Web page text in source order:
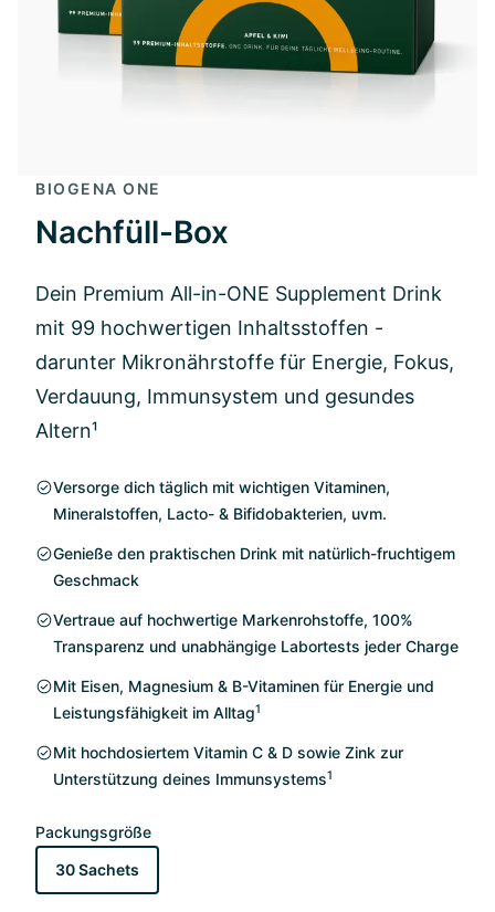
BIOGENA ONE
Nachfüll-Box
Dein Premium All-in-ONE Supplement Drink
mit 99 hochwertigen Inhaltsstoffen -
darunter Mikronährstoffe für Energie, Fokus,
Verdauung, Immunsystem und gesundes
Altern¹
Versorge dich täglich mit wichtigen Vitaminen,
Mineralstoffen, Lacto- & Bifidobakterien, uvm.
Genieße den praktischen Drink mit natürlich-fruchtigem
Geschmack
Vertraue auf hochwertige Markenrohstoffe, 100%
Transparenz und unabhängige Labortests jeder Charge
Mit Eisen, Magnesium & B-Vitaminen für Energie und
Leistungsfähigkeit im Alltag1
Mit hochdosiertem Vitamin C & D sowie Zink zur
Unterstützung deines Immunsystems1
Packungsgröße
30 Sachets